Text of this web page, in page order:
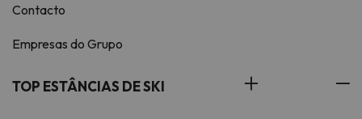
Contacto
Empresas do Grupo
TOP ESTÂNCIAS DE SKI